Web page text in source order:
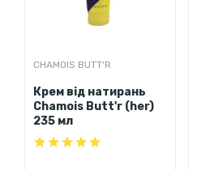
CHAMOIS BUTT'R
Крем від натирань
Chamois Butt'r (her)
235 мл